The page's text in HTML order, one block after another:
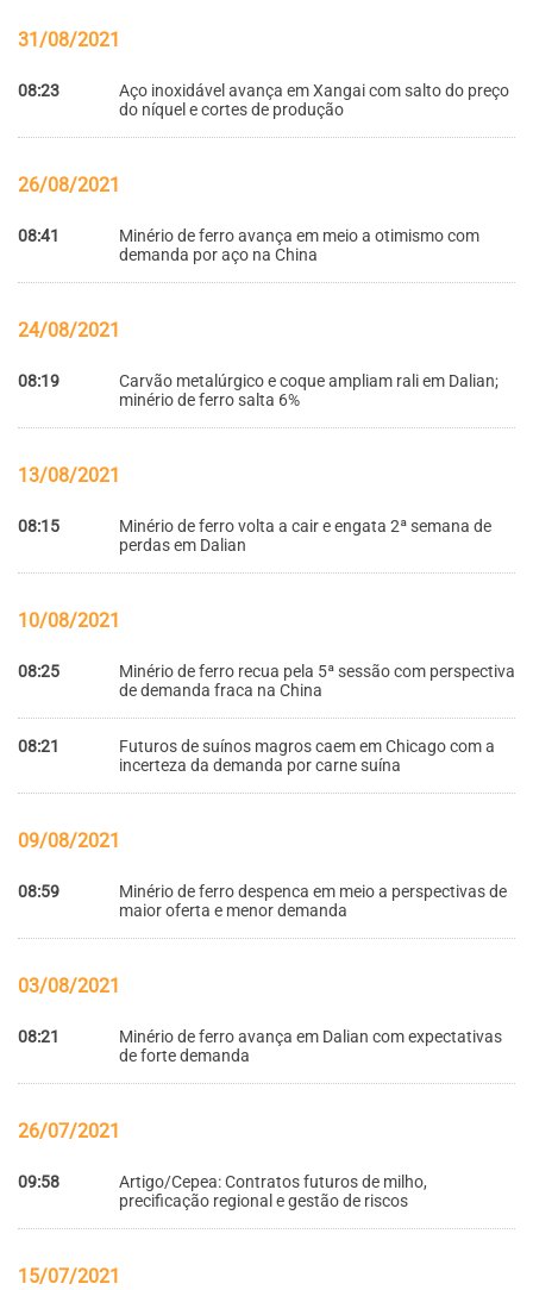
31/08/2021
08:23
Aço inoxidável avança em Xangai com salto do preço
do níquel e cortes de produção
26/08/2021
08:41
Minério de ferro avança em meio a otimismo com
demanda por aço na China
24/08/2021
08:19
Carvão metalúrgico e coque ampliam rali em Dalian;
minério de ferro salta 6%
13/08/2021
08:15
Minério de ferro volta a cair e engata 2ª semana de
perdas em Dalian
10/08/2021
08:25
Minério de ferro recua pela 5ª sessão com perspectiva
de demanda fraca na China
08:21
Futuros de suínos magros caem em Chicago com a
incerteza da demanda por carne suína
09/08/2021
08:59
Minério de ferro despenca em meio a perspectivas de
maior oferta e menor demanda
03/08/2021
08:21
Minério de ferro avança em Dalian com expectativas
de forte demanda
26/07/2021
09:58
Artigo/Cepea: Contratos futuros de milho,
precificação regional e gestão de riscos
15/07/2021